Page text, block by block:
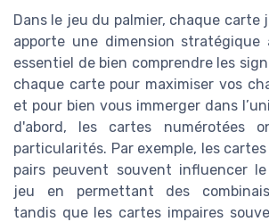
Dans le jeu du palmier, chaque carte
apporte une dimension
essentiel de bien comprendre les
chaque carte pour maximiser vos
et pour bien vous immerger dans
d'abord, les cartes numérotées
particularités. Par exemple, les
pairs peuvent souvent influencer
jeu en permettant des
tandis que les cartes impaires